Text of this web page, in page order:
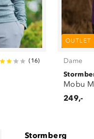
( 16)
OUTLET
Dame
Mobu
249,-
Stormberg